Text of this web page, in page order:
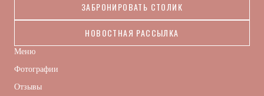
ЗАБРОНИРОВАТЬ СТОЛИК
НОВОСТНАЯ РАССЫЛКА
Меню
Фотографии
Отзывы